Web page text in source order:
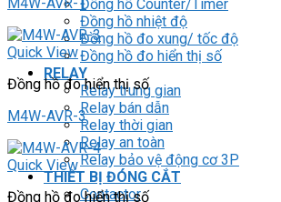
Đồng hồ Counter/Timer
Đồng hồ nhiệt độ
Đồng hồ đo xung/ tốc độ
Đồng hồ đo hiển thị số
RELAY
Relay trung gian
Relay bán dẫn
Relay thời gian
Relay an toàn
Relay bảo vệ động cơ 3P
THIẾT BỊ ĐÓNG CẮT
Contactor
Quick View
Đồng hồ đo hiển thị số
M4W-AVR-3
Quick View
Đồng hồ đo hiển thị số